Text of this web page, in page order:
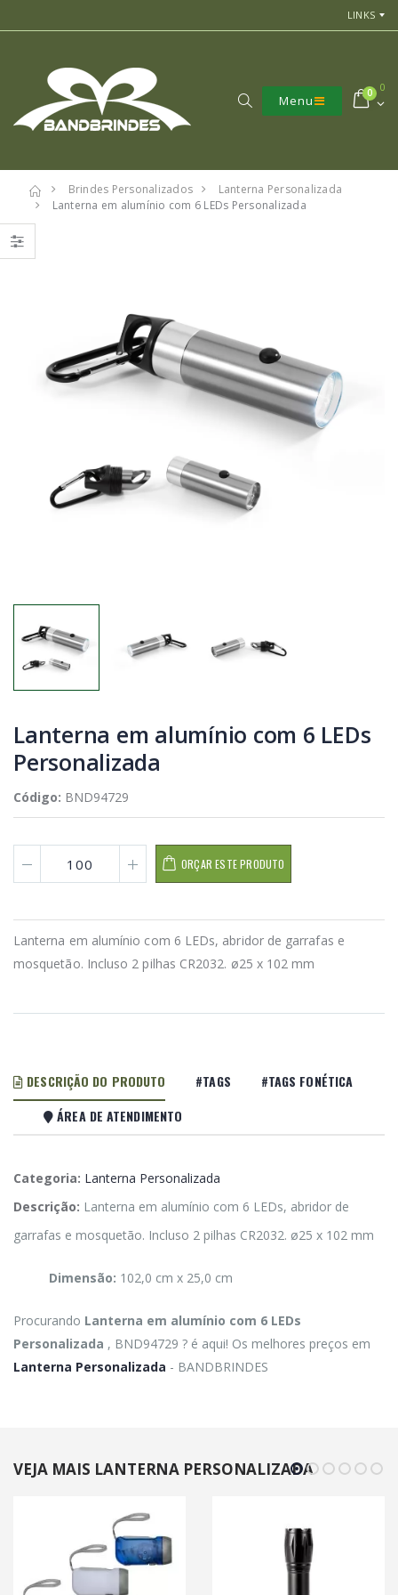
LINKS
Menu
0
0
Brindes Personalizados
Lanterna Personalizada
Lanterna em alumínio com 6 LEDs Personalizada
Lanterna em alumínio com 6 LEDs
Personalizada
Código: BND94729
ORÇAR ESTE PRODUTO
Lanterna em alumínio com 6 LEDs, abridor de garrafas e
mosquetão. Incluso 2 pilhas CR2032. ø25 x 102 mm
DESCRIÇÃO DO PRODUTO #TAGS
#TAGS FONÉTICA
ÁREA DE ATENDIMENTO
Categoria: Lanterna Personalizada
Descrição: Lanterna em alumínio com 6 LEDs, abridor de
garrafas e mosquetão. Incluso 2 pilhas CR2032. ø25 x 102 mm
Dimensão: 102,0 cm x 25,0 cm
Procurando Lanterna em alumínio com 6 LEDs
Personalizada , BND94729 ? é aqui! Os melhores preços em
Lanterna Personalizada - BANDBRINDES
VEJA MAIS LANTERNA PERSONALIZADA